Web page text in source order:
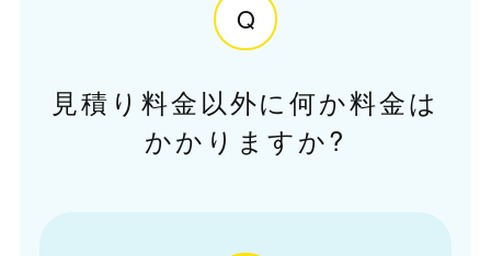
Q
見積り料金以外に何か料金は
かかりますか?